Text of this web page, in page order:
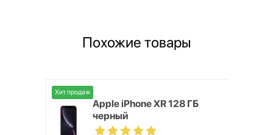
Похожие товары
Хит продаж
Apple iPhone XR 128 ГБ
черный